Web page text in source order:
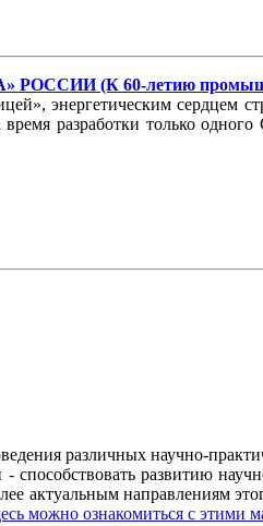
(К 60-летию
энергетическим сердцем
время разработки только
различных научно-
развитию
актуальным направлениям
можно ознакомиться с этими